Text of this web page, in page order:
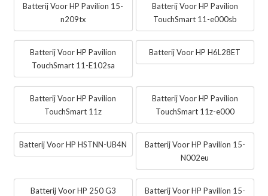
Batterij Voor HP Pavilion 15-
n209tx
Batterij Voor HP Pavilion
TouchSmart 11-e000sb
Batterij Voor HP Pavilion
TouchSmart 11-E102sa
Batterij Voor HP H6L28ET
Batterij Voor HP Pavilion
TouchSmart 11z
Batterij Voor HP Pavilion
TouchSmart 11z-e000
Batterij Voor HP HSTNN-UB4N
Batterij Voor HP Pavilion 15-
N002eu
Batterij Voor HP 250 G3
Batterij Voor HP Pavilion 15-